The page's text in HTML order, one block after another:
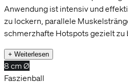
Anwendung ist intensiv und
zu lockern, parallele
schmerzhafte Hotspots gezielt zu
+ Weiterlesen
8 cm Ø
Faszienball